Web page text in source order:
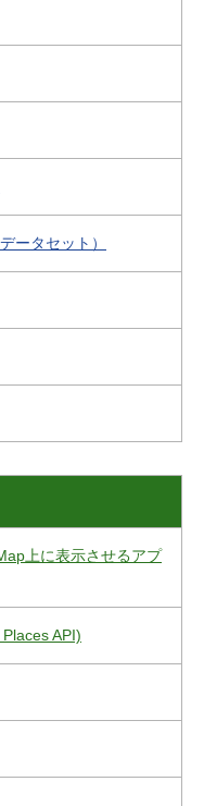
ータセット）
上に表示させるアプ
API)